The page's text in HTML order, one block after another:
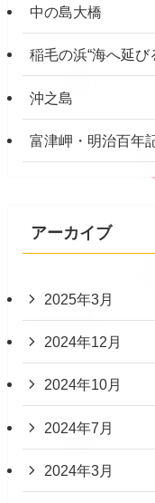
中の島大橋
稲毛の浜“海へ延び
沖之島
富津岬・明治百年
アーカイブ
2025年3月
2024年12月
2024年10月
2024年7月
2024年3月